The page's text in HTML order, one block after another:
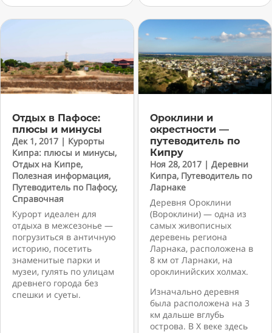
Отдых в Пафосе:
плюсы и минусы
Дек 1, 2017 | Курорты
Кипра: плюсы и минусы,
Отдых на Кипре,
Полезная информация,
Путеводитель по Пафосу,
Справочная
Курорт идеален для
отдыха в межсезонье —
погрузиться в античную
историю, посетить
знаменитые парки и
музеи, гулять по улицам
древнего города без
спешки и суеты.
Ороклини и
окрестности —
путеводитель по
Кипру
Ноя 28, 2017 | Деревни
Кипра, Путеводитель по
Ларнаке
Деревня Ороклини
(Вороклини) — одна из
самых живописных
деревень региона
Ларнака, расположена в
8 км от Ларнаки, на
ороклинийских холмах.
Изначально деревня
была расположена на 3
км дальше вглубь
острова. В X веке здесь